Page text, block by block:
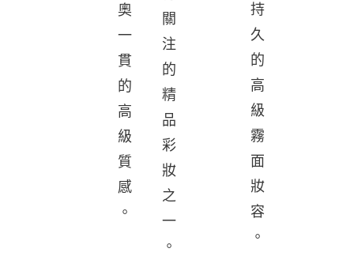
奧
一
貫
的
高
級
質
感
。
關
注
的
精
品
彩
妝
之
一
。
持
久
的
高
級
霧
面
妝
容
。